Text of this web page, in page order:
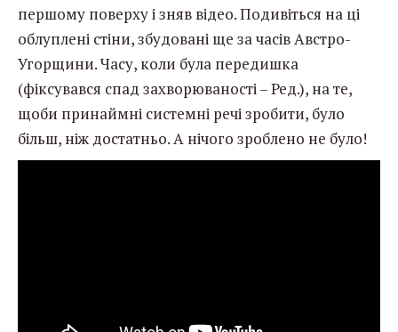
першому поверху і зняв відео. Подивіться на ці
облуплені стіни, збудовані ще за часів Австро-
Угорщини. Часу, коли була передишка
(фіксувався спад захворюваності – Ред.), на те,
щоби принаймні системні речі зробити, було
більш, ніж достатньо. А нічого зроблено не було!